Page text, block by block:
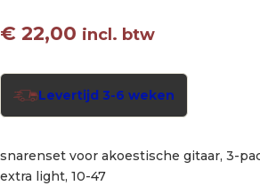
€ 22,00 incl. btw
Levertijd 3-6 weken
snarenset voor akoestische gitaar, 3-
extra light, 10-47